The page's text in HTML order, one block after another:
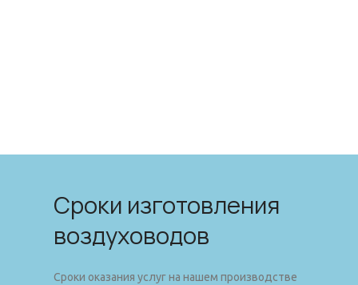
Сроки изготовления
воздуховодов
Сроки оказания услуг на нашем производстве